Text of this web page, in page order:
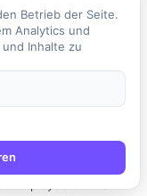
die Zukunft eines
Sie werden Teil
und die
verantwortet.
relevanter HR-
Hauptaufgaben
Integration von
wobei Sie
und
Betrieb der Seite.
Analytics und
Inhalte zu